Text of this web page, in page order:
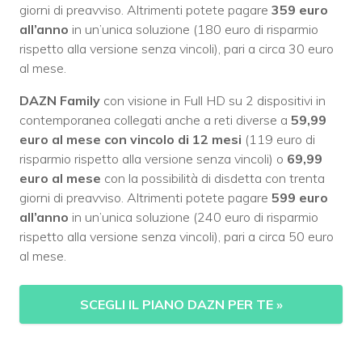
giorni di preavviso. Altrimenti potete pagare 359 euro
all’anno in un’unica soluzione (180 euro di risparmio
rispetto alla versione senza vincoli), pari a circa 30 euro
al mese.
DAZN Family con visione in Full HD su 2 dispositivi in
contemporanea collegati anche a reti diverse a 59,99
euro al mese con vincolo di 12 mesi (119 euro di
risparmio rispetto alla versione senza vincoli) o 69,99
euro al mese con la possibilità di disdetta con trenta
giorni di preavviso. Altrimenti potete pagare 599 euro
all’anno in un’unica soluzione (240 euro di risparmio
rispetto alla versione senza vincoli), pari a circa 50 euro
al mese.
SCEGLI IL PIANO DAZN PER TE »